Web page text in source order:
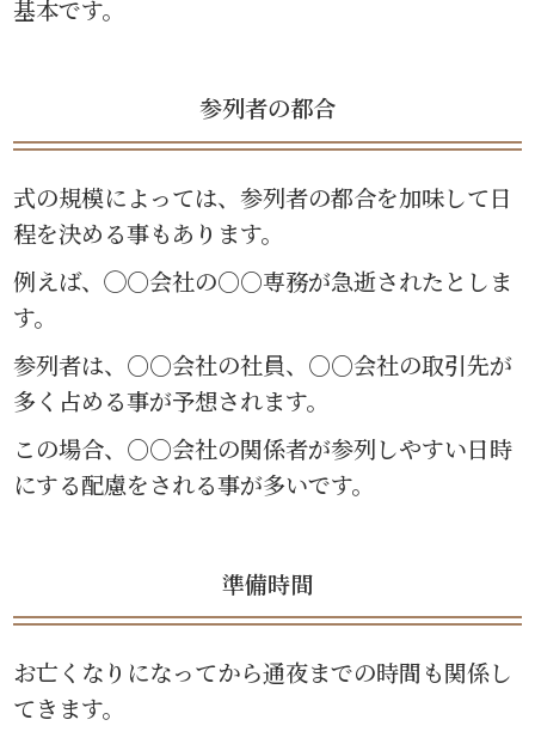
基本です。
参列者の都合
式の規模によっては、参列者の都合を加味して日
程を決める事もあります。
例えば、◯○会社の○○専務が急逝されたとしま
す。
参列者は、○○会社の社員、○○会社の取引先が
多く占める事が予想されます。
この場合、○○会社の関係者が参列しやすい日時
にする配慮をされる事が多いです。
準備時間
お亡くなりになってから通夜までの時間も関係し
てきます。